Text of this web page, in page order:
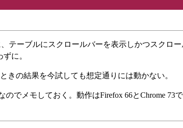
テーブルにスクロールバーを表示しかつスクロ
に。
きの結果を今試しても想定通りには動かない。
のでメモしておく。動作はFirefox 66とChrome 73で